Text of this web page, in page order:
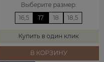
Выберите размер:
16,5
17 18 18,5
Купить в один клик
В КОРЗИНУ